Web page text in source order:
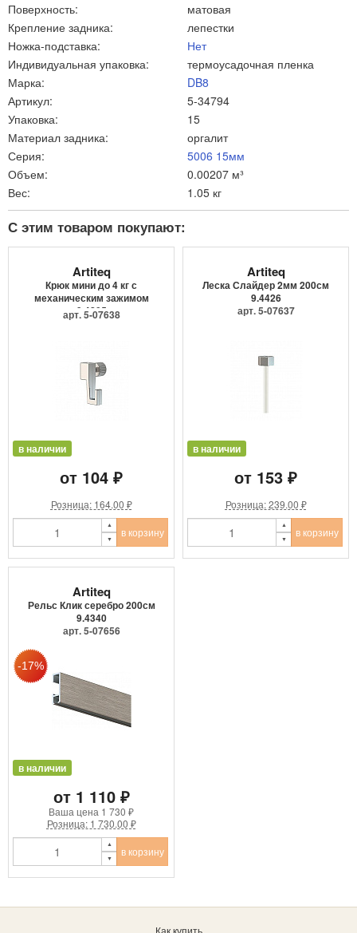
Поверхность:
матовая
Крепление задника:
лепестки
Ножка-подставка:
Нет
Индивидуальная упаковка:
термоусадочная пленка
Марка:
DB8
Артикул:
5-34794
Упаковка:
15
Материал задника:
оргалит
Серия:
5006 15мм
Объем:
0.00207 м³
Вес:
1.05 кг
С этим товаром покупают:
Artiteq
Крюк мини до 4 кг с
механическим зажимом
9.4205
арт. 5-07638
в наличии
от 104 ₽
Розница: 164.00 ₽
в корзину
Artiteq
Леска Слайдер 2мм 200см
9.4426
арт. 5-07637
в наличии
от 153 ₽
Розница: 239.00 ₽
в корзину
Artiteq
Рельс Клик серебро 200см
9.4340
арт. 5-07656
в наличии
от 1 110 ₽
Ваша цена 1 730 ₽
Розница: 1 730.00 ₽
в корзину
Как купить